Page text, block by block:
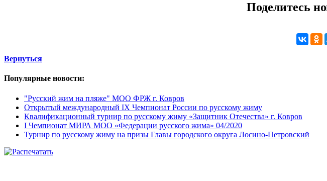
Поделитесь
Вернуться
Популярные новости:
"Русский жим на пляже" МОО ФРЖ г. Ковров
Открытый международный IX Чемпионат России по русскому жиму
Квалификационный турнир по русскому жиму «Защитник Отечества» г. Ковров
I Чемпионат МИРА МОО «Федерации русского жима» 04/2020
Турнир по русскому жиму на призы Главы городского округа Лосино-Петровский